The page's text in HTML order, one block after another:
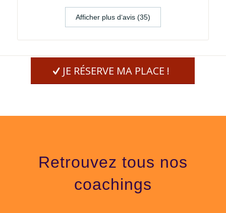
Afficher plus d‘avis (35)
JE RÉSERVE MA PLACE !
Retrouvez tous nos
coachings
Nos coachings (en indivuel, en présentiel et/ou distanciel)